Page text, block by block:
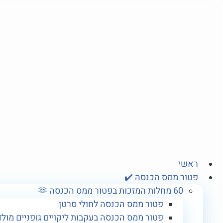
ראשי
פטור ממס הכנסה ✔️
60 מחלות המזכות בפטור ממס הכנסה 🫶
פטור ממס הכנסה לחולי סרטן
פטור ממס הכנסה בעקבות ליקויים גופניים